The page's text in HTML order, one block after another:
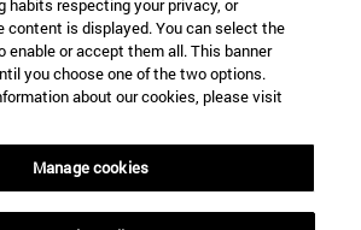
habits respecting your privacy, or
content is displayed. You can select the
enable or accept them all. This banner
you choose one of the two options.
about our cookies, please visit
Manage cookies